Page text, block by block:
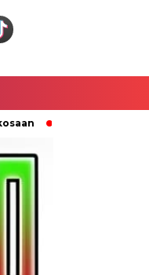
Kemendag Cabut